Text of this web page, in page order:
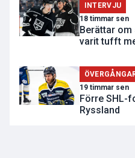
INTERVJU
18 timmar sen
Berättar
varit tufft
19 timmar sen
Förre SHL-
Ryssland